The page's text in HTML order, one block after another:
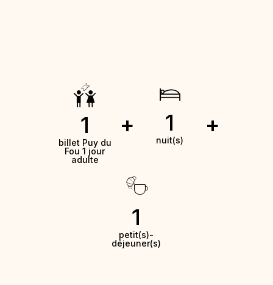
1
billet Puy du
Fou 1 jour
adulte
+ 1
nuit(s)
+
1
petit(s)-
déjeuner(s)